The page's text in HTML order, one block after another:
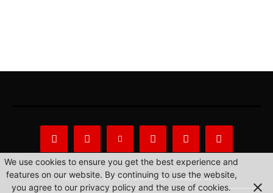
About Us Privacy Statement Contact us
We use cookies to ensure you get the best experience and
features on our website. By continuing to use the website,
you agree to our privacy policy and the use of cookies.